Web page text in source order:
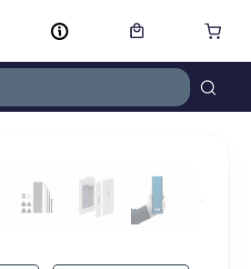
1,2 l ac inox